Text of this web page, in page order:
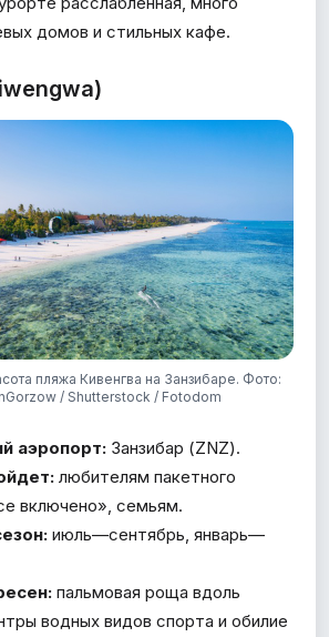
домов и стильных кафе.
пляжа Кивенгва на Занзибаре. Фото:
/ Shutterstock / Fotodom
аэропорт: Занзибар (ZNZ).
любителям пакетного
включено», семьям.
июль—сентябрь, январь—
пальмовая роща вдоль
водных видов спорта и обилие